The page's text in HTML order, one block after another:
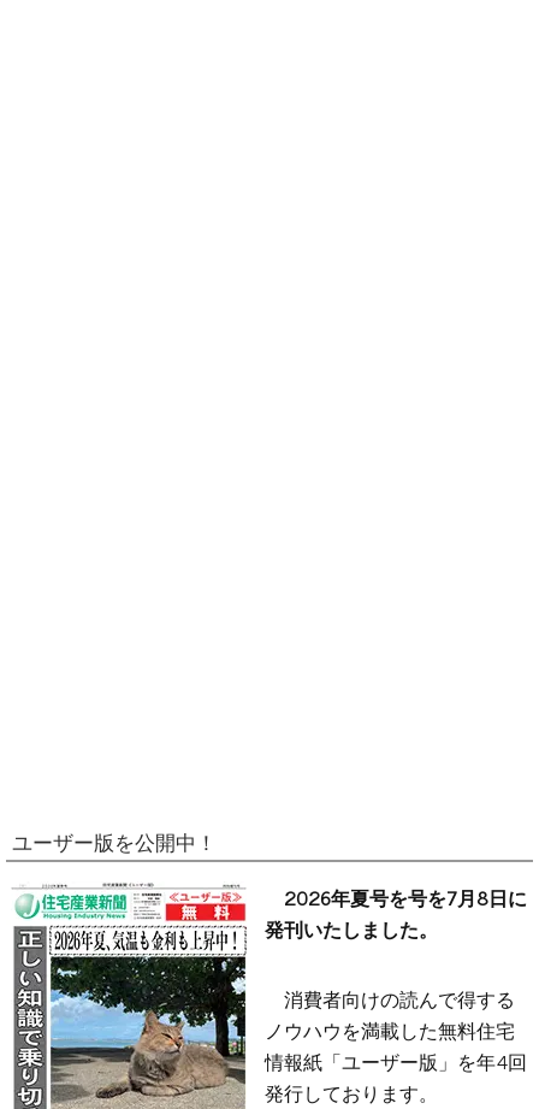
ユーザー版を公開中！
2026年夏号を号を7月8日に
発刊いたしました。
消費者向けの読んで得する
ノウハウを満載した無料住宅
情報紙「ユーザー版」を年4回
発行しております。